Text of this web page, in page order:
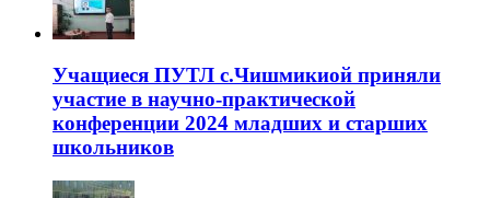
Учащиеся ПУТЛ с.Чишмикиой приняли
участие в научно-практической
конференции 2024 младших и старших
школьников